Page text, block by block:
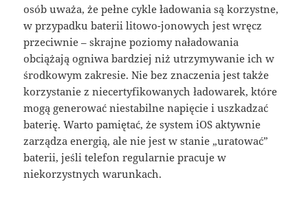
osób uważa, że pełne cykle ładowania są korzystne,
w przypadku baterii litowo-jonowych jest wręcz
przeciwnie – skrajne poziomy naładowania
obciążają ogniwa bardziej niż utrzymywanie ich w
środkowym zakresie. Nie bez znaczenia jest także
korzystanie z niecertyfikowanych ładowarek, które
mogą generować niestabilne napięcie i uszkadzać
baterię. Warto pamiętać, że system iOS aktywnie
zarządza energią, ale nie jest w stanie „uratować”
baterii, jeśli telefon regularnie pracuje w
niekorzystnych warunkach.